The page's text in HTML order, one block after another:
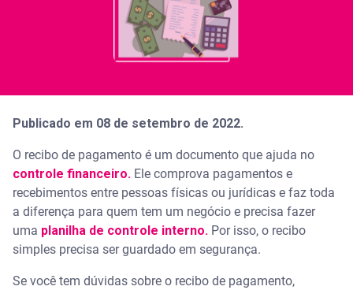
Publicado em 08 de setembro de 2022.
O recibo de pagamento é um documento que ajuda no
controle financeiro. Ele comprova pagamentos e
recebimentos entre pessoas físicas ou jurídicas e faz toda
a diferença para quem tem um negócio e precisa fazer
uma planilha de controle interno. Por isso, o recibo
simples precisa ser guardado em segurança.
Se você tem dúvidas sobre o recibo de pagamento,